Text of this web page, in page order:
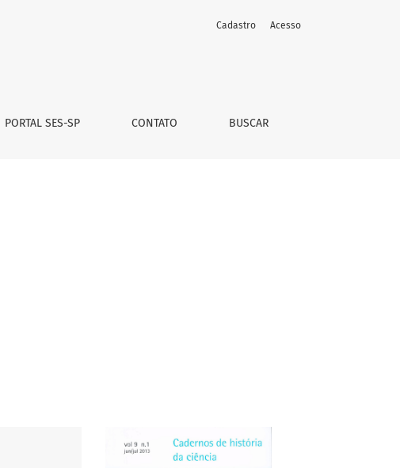
PORTAL SES-SP CONTATO BUSCAR
Cadastro Acesso